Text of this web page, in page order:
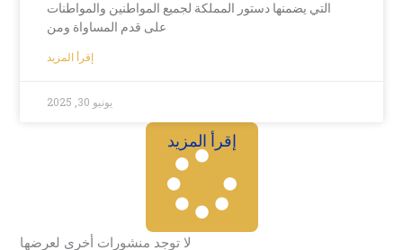
التي يضمنها دستور المملكة لجميع المواطنين والمواطنات
على قدم المساواة ومن
إقرأ المزيد
يونيو 30, 2025
إقرأ المزيد
لا توجد منشورات أخرى لعرضها